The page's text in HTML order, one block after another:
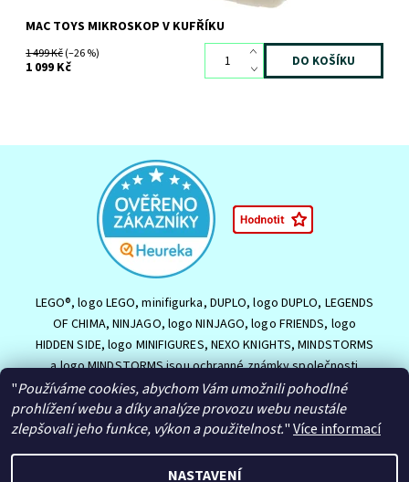
MAC TOYS MIKROSKOP V KUFŘÍKU
1 499 Kč(–26 %)
1 099 Kč
LEGO®, logo LEGO, minifigurka, DUPLO, logo DUPLO, LEGENDS
OF CHIMA, NINJAGO, logo NINJAGO, logo FRIENDS, logo
HIDDEN SIDE, logo MINIFIGURES, NEXO KNIGHTS, MINDSTORMS
a logo MINDSTORMS jsou ochranné známky společnosti
LEGO Group nebo jsou chráněny autorským právem LEGO
Group. ©2026 The LEGO Group.
"Používáme cookies, abychom Vám umožnili pohodlné
prohlížení webu a díky analýze provozu webu neustále
zlepšovali jeho funkce, výkon a použitelnost."Více informací
NASTAVENÍ